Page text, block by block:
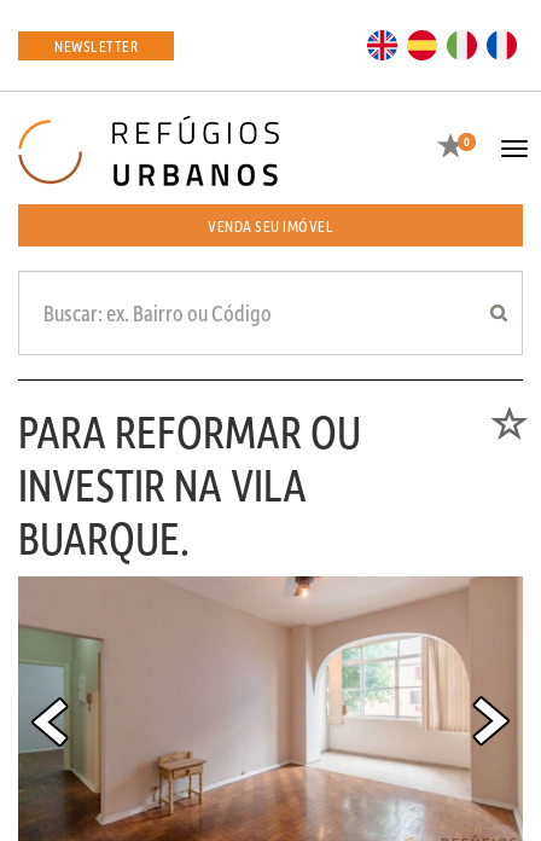
NEWSLETTER EN ES
Favoritos
0
VENDA SEU IMÓVEL
PARA REFORMAR OU
INVESTIR NA VILA
BUARQUE.